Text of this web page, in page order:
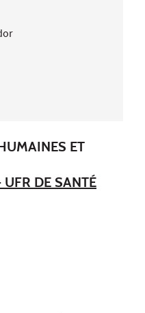
ET
UFR DE SANTÉ